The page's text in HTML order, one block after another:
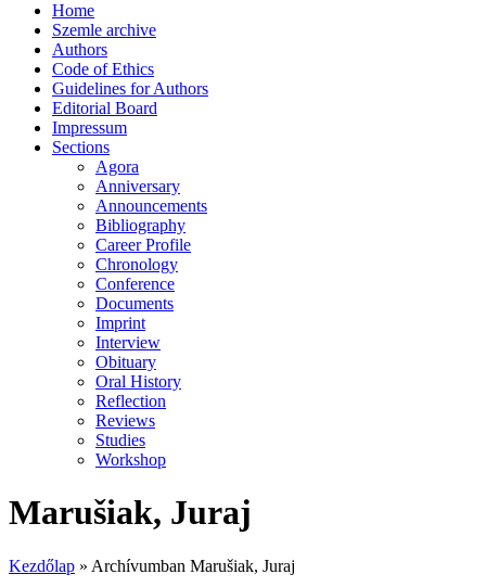
Home
Szemle archive
Authors
Code of Ethics
Guidelines for Authors
Editorial Board
Impressum
Sections
Agora
Anniversary
Announcements
Bibliography
Career Profile
Chronology
Conference
Documents
Imprint
Interview
Obituary
Oral History
Reflection
Reviews
Studies
Workshop
Marušiak, Juraj
Kezdőlap » Archívumban Marušiak, Juraj